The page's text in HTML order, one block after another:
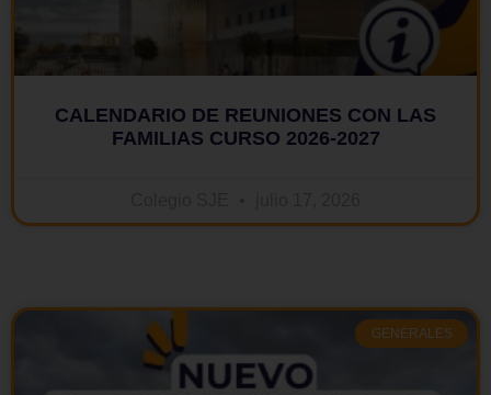
CALENDARIO DE REUNIONES CON LAS
FAMILIAS CURSO 2026-2027
GENERALES